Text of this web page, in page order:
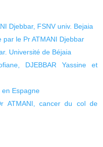
Djebbar, FSNV univ. Bejaia
le Pr ATMANI Djebbar
Université de Béjaia
DJEBBAR Yassine et
en Espagne
ATMANI, cancer du col de